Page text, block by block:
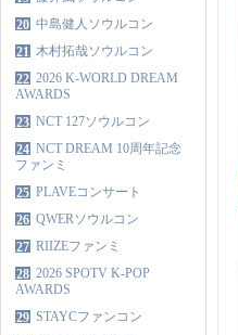
20 中島健人ソウルコン
21 木村拓哉ソウルコン
22 2026 K-WORLD DREAM
AWARDS
23 NCT 127ソウルコン
24 NCT DREAM 10周年記念
ファンミ
25 PLAVEコンサート
26 QWERソウルコン
27 RIIZEファンミ
28 2026 SPOTV K-POP
AWARDS
29 STAYCファンコン